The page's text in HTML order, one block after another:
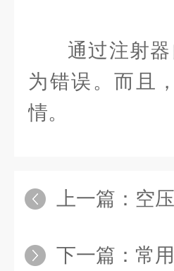
通过注射
为错误。而且
情。
上一篇： 空
下一篇： 常